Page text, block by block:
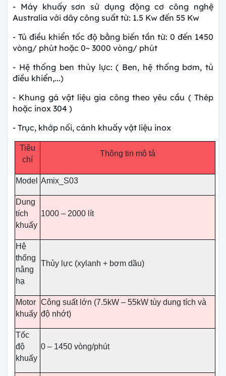
- Máy khuấy sơn sử dụng động cơ công nghệ
Australia với dãy công suất từ: 1.5 Kw đến 55 Kw
- Tủ điều khiển tốc độ bằng biến tần từ: 0 đến 1450
vòng/ phút hoặc 0~ 3000 vòng/ phút
- Hệ thống ben thủy lực: ( Ben, hệ thống bơm, tủ
điều khiển,...)
- Khung gá vật liệu gia công theo yêu cầu ( Thép
hoặc inox 304 )
- Trục, khớp nối, cánh khuấy vật liệu inox
Tiêu
chí
Thông tin mô tả
Model Amix_S03
Dung
tích
khuấy
1000 – 2000 lít
Hệ
thống
nâng
hạ
Thủy lực (xylanh + bơm dầu)
Motor
khuấy
Công suất lớn (7.5kW – 55kW tùy dung tích và
độ nhớt)
Tốc
độ
khuấy
0 – 1450 vòng/phút